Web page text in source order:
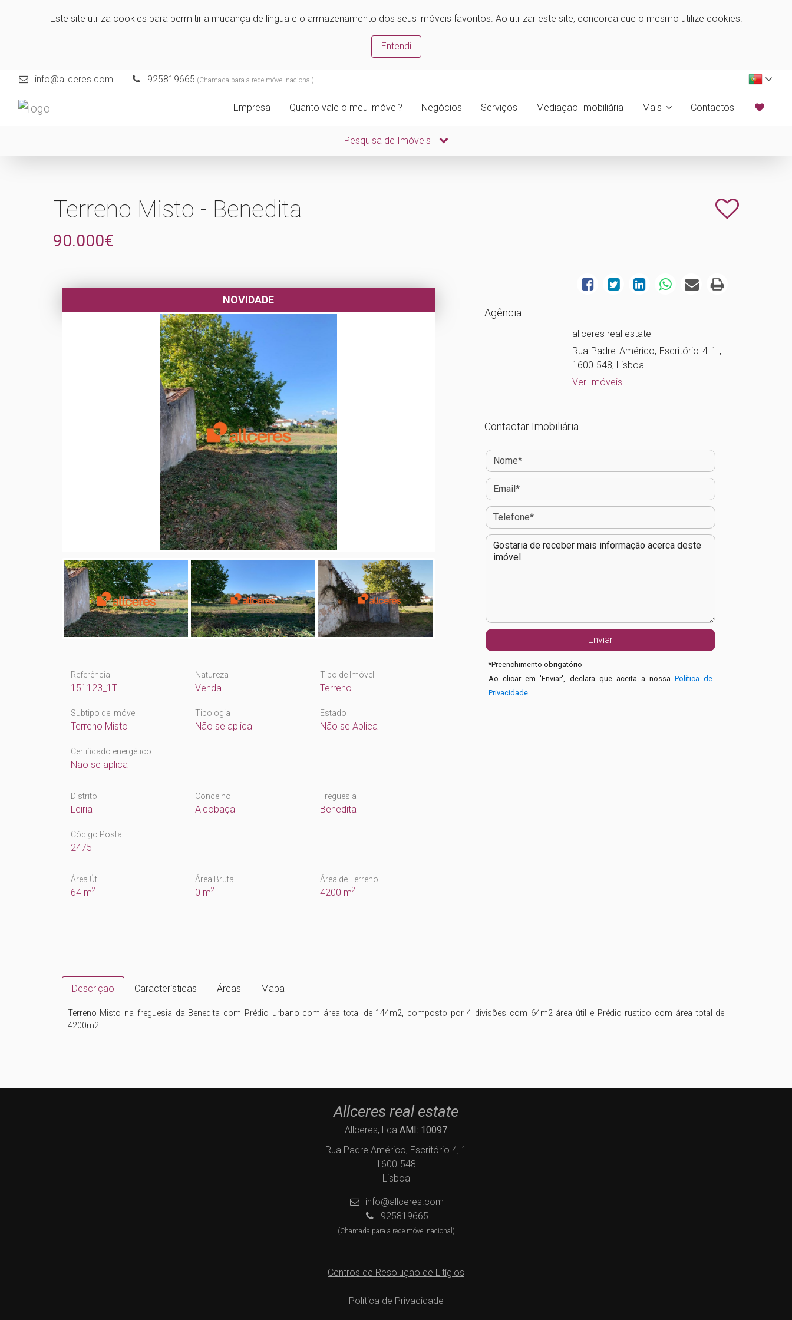
Este site utiliza cookies para permitir a mudança de língua e o armazenamento dos seus imóveis favoritos. Ao utilizar este site, concorda que o mesmo utilize cookies.
Entendi
info@allceres.com 925819665 (Chamada para a rede móvel nacional)
Empresa Quanto vale o meu imóvel? Negócios Serviços Mediação Imobiliária Mais Contactos
Pesquisa de Imóveis
Terreno Misto - Benedita
90.000€
NOVIDADE
Referência
151123_1T
Natureza
Venda
Tipo de Imóvel
Terreno
Subtipo de Imóvel
Terreno Misto
Tipologia
Não se aplica
Estado
Não se Aplica
Certificado energético
Não se aplica
Distrito
Leiria
Concelho
Alcobaça
Freguesia
Benedita
Código Postal
2475
Área Útil
64 m2
Área Bruta
0 m2
Área de Terreno
4200 m2
Agência
allceres real estate
Rua Padre Américo, Escritório 4 1 ,
1600-548, Lisboa
Ver Imóveis
Contactar Imobiliária
*Preenchimento obrigatório
Ao clicar em 'Enviar', declara que aceita a nossaPolítica de
Privacidade.
Descrição Características Áreas Mapa
Terreno Misto na freguesia da Benedita com Prédio urbano com área total de 144m2, composto por 4 divisões com 64m2 área útil e Prédio rustico com área total de
Allceres real estate
Allceres, Lda AMI: 10097
Rua Padre Américo, Escritório 4, 1
1600-548
Lisboa
info@allceres.com
925819665
(Chamada para a rede móvel nacional)
Centros de Resolução de Litígios
Política de Privacidade